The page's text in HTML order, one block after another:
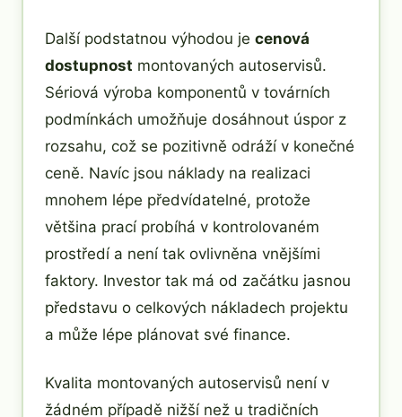
Další podstatnou výhodou je cenová
dostupnost montovaných autoservisů.
Sériová výroba komponentů v továrních
podmínkách umožňuje dosáhnout úspor z
rozsahu, což se pozitivně odráží v konečné
ceně. Navíc jsou náklady na realizaci
mnohem lépe předvídatelné, protože
většina prací probíhá v kontrolovaném
prostředí a není tak ovlivněna vnějšími
faktory. Investor tak má od začátku jasnou
představu o celkových nákladech projektu
a může lépe plánovat své finance.
Kvalita montovaných autoservisů není v
žádném případě nižší než u tradičních